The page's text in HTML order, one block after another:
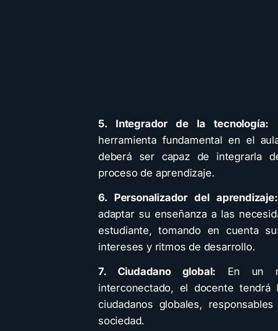
5. Integrador de la tecnología:
herramienta fundamental en el
deberá ser capaz de integrarla
proceso de aprendizaje.
6. Personalizador del aprendizaje:
adaptar su enseñanza a las
estudiante, tomando en cuenta
intereses y ritmos de desarrollo.
7. Ciudadano global: En un
interconectado, el docente
ciudadanos globales,
sociedad.